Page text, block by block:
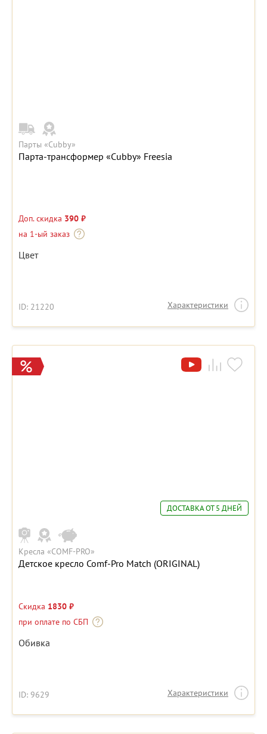
Парты «Cubby»
Парта-трансформер «Cubby» Freesia
Доп. скидка 390 ₽
на 1-ый заказ
Цвет
ID: 21220 Характеристики
ДОСТАВКА ОТ 5 ДНЕЙ
Кресла «COMF-PRO»
Детское кресло Comf-Pro Match (ORIGINAL)
Скидка 1830 ₽
при оплате по СБП
Обивка
ID: 9629 Характеристики